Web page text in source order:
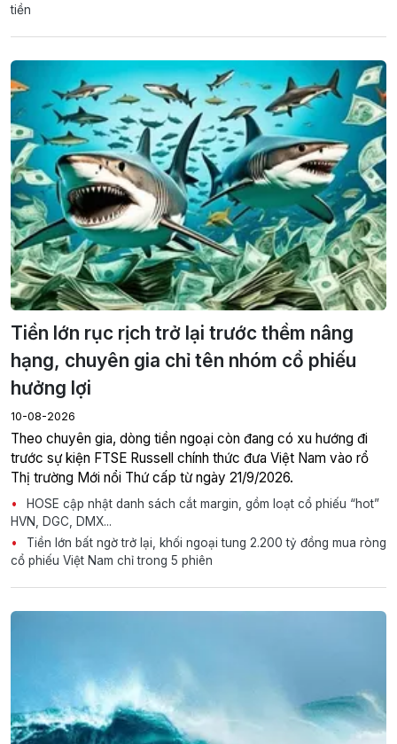
tiền
Tiền lớn rục rịch trở lại trước thềm nâng
hạng, chuyên gia chỉ tên nhóm cổ phiếu
hưởng lợi
10-08-2026
Theo chuyên gia, dòng tiền ngoại còn đang có xu hướng đi
trước sự kiện FTSE Russell chính thức đưa Việt Nam vào rổ
Thị trường Mới nổi Thứ cấp từ ngày 21/9/2026.
HOSE cập nhật danh sách cắt margin, gồm loạt cổ phiếu “hot”
HVN, DGC, DMX...
Tiền lớn bất ngờ trở lại, khối ngoại tung 2.200 tỷ đồng mua ròng
cổ phiếu Việt Nam chỉ trong 5 phiên